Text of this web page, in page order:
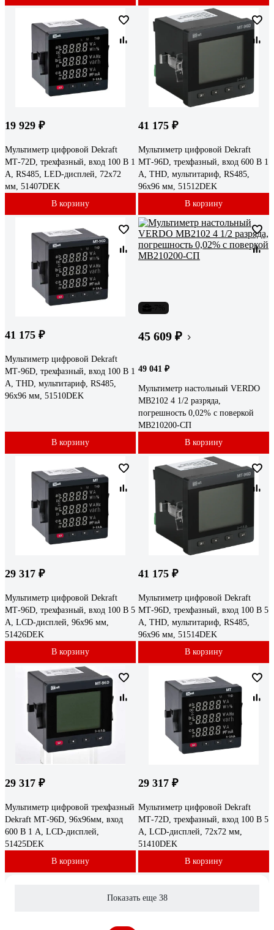
19 929 ₽
Мультиметр цифровой Dekraft
МТ-72D, трехфазный, вход 100 В 1
А, RS485, LED-дисплей, 72х72
мм, 51407DEK
В корзину
41 175 ₽
Мультиметр цифровой Dekraft
МТ-96D, трехфазный, вход 600 В 1
А, THD, мультитариф, RS485,
96х96 мм, 51512DEK
В корзину
41 175 ₽
Мультиметр цифровой Dekraft
МТ-96D, трехфазный, вход 100 В 1
А, THD, мультитариф, RS485,
96х96 мм, 51510DEK
В корзину
45 609 ₽
49 041 ₽
Мультиметр настольный VERDO
MB2102 4 1/2 разряда,
погрешность 0,02% с поверкой
MB210200-СП
В корзину
29 317 ₽
Мультиметр цифровой Dekraft
МТ-96D, трехфазный, вход 100 В 5
А, LCD-дисплей, 96х96 мм,
51426DEK
В корзину
41 175 ₽
Мультиметр цифровой Dekraft
МТ-96D, трехфазный, вход 100 В 5
А, THD, мультитариф, RS485,
96х96 мм, 51514DEK
В корзину
29 317 ₽
Мультиметр цифровой трехфазный
Dekraft МТ-96D, 96x96мм, вход
600 В 1 А, LCD-дисплей,
51425DEK
В корзину
29 317 ₽
Мультиметр цифровой Dekraft
МТ-72D, трехфазный, вход 100 В 5
А, LCD-дисплей, 72х72 мм,
51410DEK
В корзину
Показать еще 38